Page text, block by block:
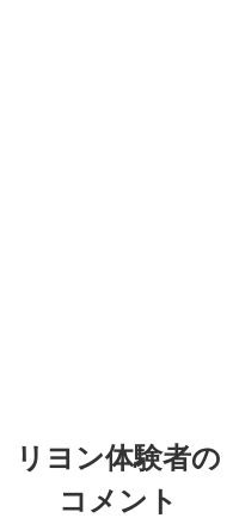
リヨン体験者の
コメント